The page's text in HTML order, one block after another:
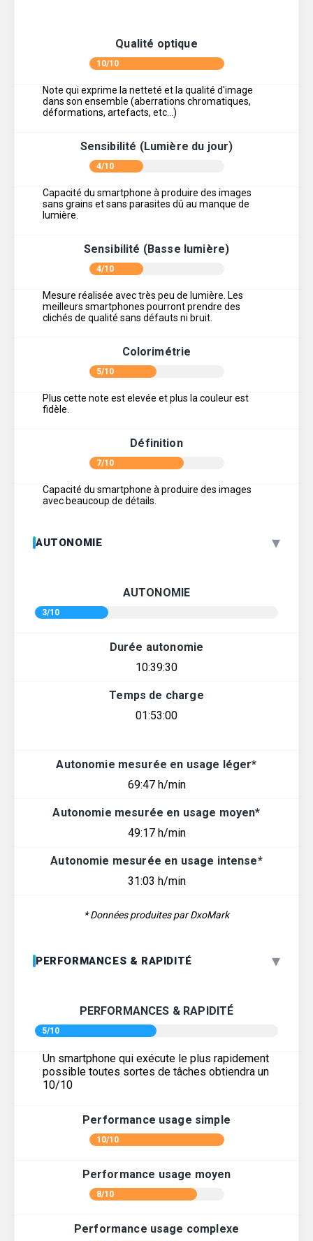
Qualité optique
10/10
Note qui exprime la netteté et la qualité d'image
dans son ensemble (aberrations chromatiques,
déformations, artefacts, etc…)
Sensibilité (Lumière du jour)
4/10
Capacité du smartphone à produire des images
sans grains et sans parasites dû au manque de
lumière.
Sensibilité (Basse lumière)
4/10
Mesure réalisée avec très peu de lumière. Les
meilleurs smartphones pourront prendre des
clichés de qualité sans défauts ni bruit.
Colorimétrie
5/10
Plus cette note est elevée et plus la couleur est
fidèle.
Définition
7/10
Capacité du smartphone à produire des images
avec beaucoup de détails.
AUTONOMIE ▾
AUTONOMIE
3/10
Durée autonomie
10:39:30
Temps de charge
01:53:00
Autonomie mesurée en usage léger*
69:47 h/min
Autonomie mesurée en usage moyen*
49:17 h/min
Autonomie mesurée en usage intense*
31:03 h/min
* Données produites par DxoMark
PERFORMANCES & RAPIDITÉ ▾
PERFORMANCES & RAPIDITÉ
5/10
Un smartphone qui exécute le plus rapidement
possible toutes sortes de tâches obtiendra un
10/10
Performance usage simple
10/10
Performance usage moyen
8/10
Performance usage complexe